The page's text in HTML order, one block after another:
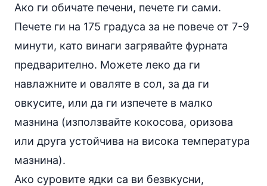
Ако ги обичате печени, печете ги сами.
Печете ги на 175 градуса за не повече от 7-9
минути, като винаги загрявайте фурната
предварително. Можете леко да ги
навлажните и оваляте в сол, за да ги
овкусите, или да ги изпечете в малко
мазнина (използвайте кокосова, оризова
или друга устойчива на висока температура
мазнина).
Ако суровите ядки са ви безвкусни,